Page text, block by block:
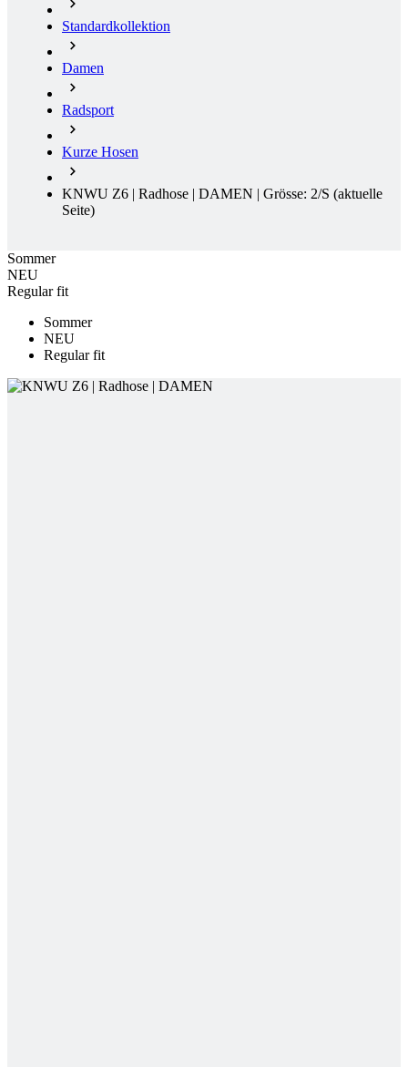
Standardkollektion
Damen
Radsport
Kurze Hosen
KNWU Z6 | Radhose | DAMEN | Grösse: 2/S (aktuelle
Seite)
Sommer
NEU
Regular fit
Sommer
NEU
Regular fit